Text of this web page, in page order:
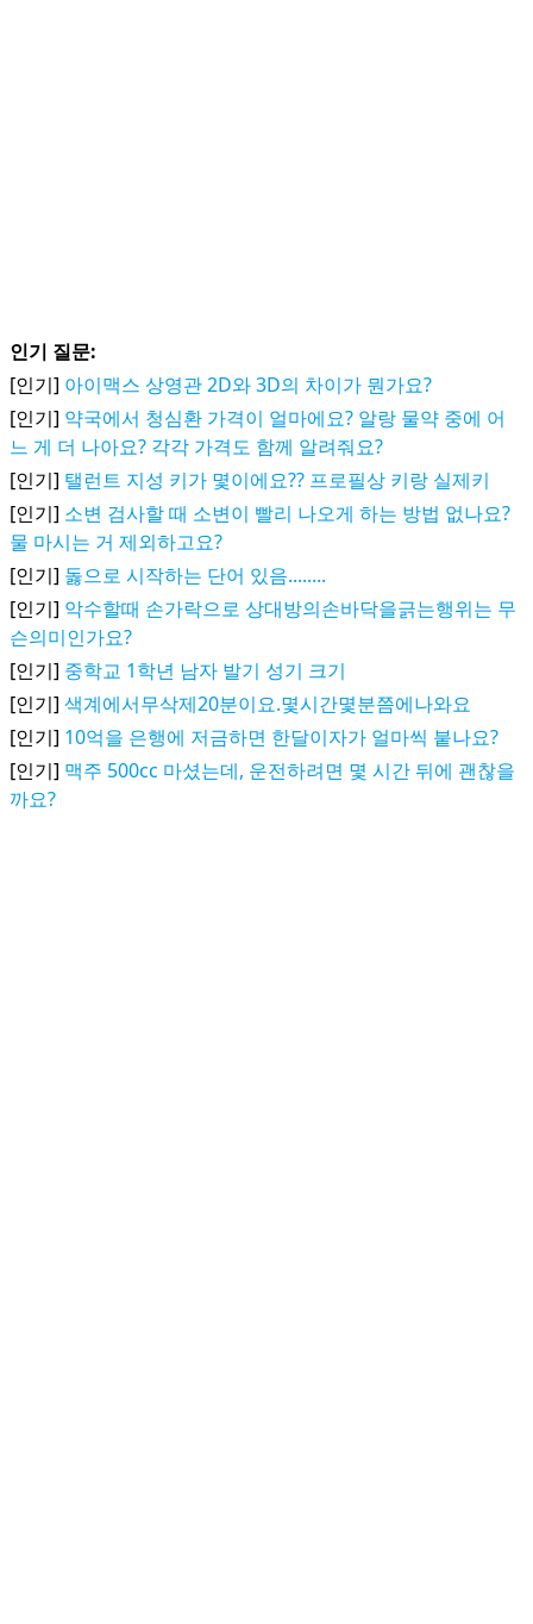
인기 질문:
[인기] 아이맥스 상영관 2D와 3D의 차이가 뭔가요?
[인기] 약국에서 청심환 가격이 얼마에요? 알랑 물약 중에 어
느 게 더 나아요? 각각 가격도 함께 알려줘요?
[인기] 탤런트 지성 키가 몇이에요?? 프로필상 키랑 실제키
[인기] 소변 검사할 때 소변이 빨리 나오게 하는 방법 없나요?
물 마시는 거 제외하고요?
[인기] 돓으로 시작하는 단어 있음........
[인기] 악수할때 손가락으로 상대방의손바닥을긁는행위는 무
슨의미인가요?
[인기] 중학교 1학년 남자 발기 성기 크기
[인기] 색계에서무삭제20분이요.몇시간몇분쯤에나와요
[인기] 10억을 은행에 저금하면 한달이자가 얼마씩 붙나요?
[인기] 맥주 500cc 마셨는데, 운전하려면 몇 시간 뒤에 괜찮을
까요?